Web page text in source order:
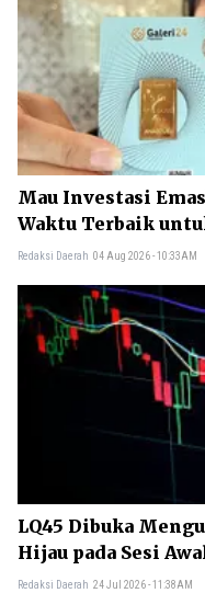
Mau Investasi
Waktu Terbaik
Redaksi Daerah 04 Aug 2026 - 10:33AM
LQ45 Dibuka
Hijau pada Sesi
Redaksi Daerah 24 Jul 2026 - 11:38AM